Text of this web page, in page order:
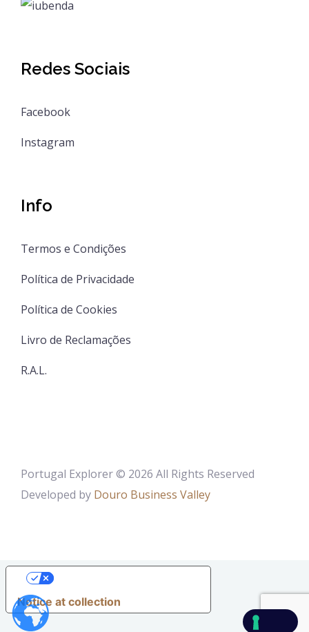
Redes Sociais
Facebook
Instagram
Info
Termos e Condições
Política de Privacidade
Política de Cookies
Livro de Reclamações
R.A.L.
Portugal Explorer © 2026 All Rights Reserved
Developed by Douro Business Valley
Notice at collection
YOUR PRIVACY CHOICES